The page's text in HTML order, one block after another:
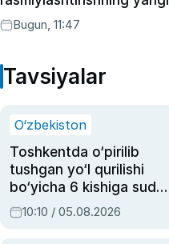
tartibini taklif qildi
Bugun, 11:47
Tavsiyalar
O‘zbekiston
Toshkentda o‘pirilib
tushgan yo‘l qurilishi
bo‘yicha 6 kishiga sud
hukmi o‘qildi
10:10 / 05.08.2026